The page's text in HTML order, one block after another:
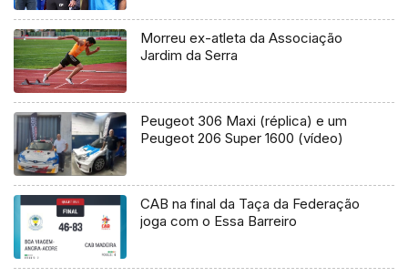
Morreu ex-atleta da Associação
Jardim da Serra
Peugeot 306 Maxi (réplica) e um
Peugeot 206 Super 1600 (vídeo)
CAB na final da Taça da Federação
joga com o Essa Barreiro